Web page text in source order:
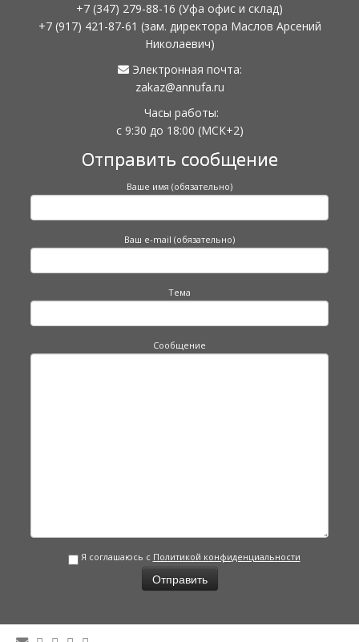
+7 (347) 279-88-16 (Уфа офис и склад)
+7 (917) 421-87-61 (зам. директора Маслов Арсений
Николаевич)
Электронная почта:
zakaz@annufa.ru
Часы работы:
с 9:30 до 18:00 (МСК+2)
Отправить сообщение
Ваше имя (обязательно)
Ваш e-mail (обязательно)
Тема
Сообщение
Я соглашаюсь с Политикой конфиденциальности